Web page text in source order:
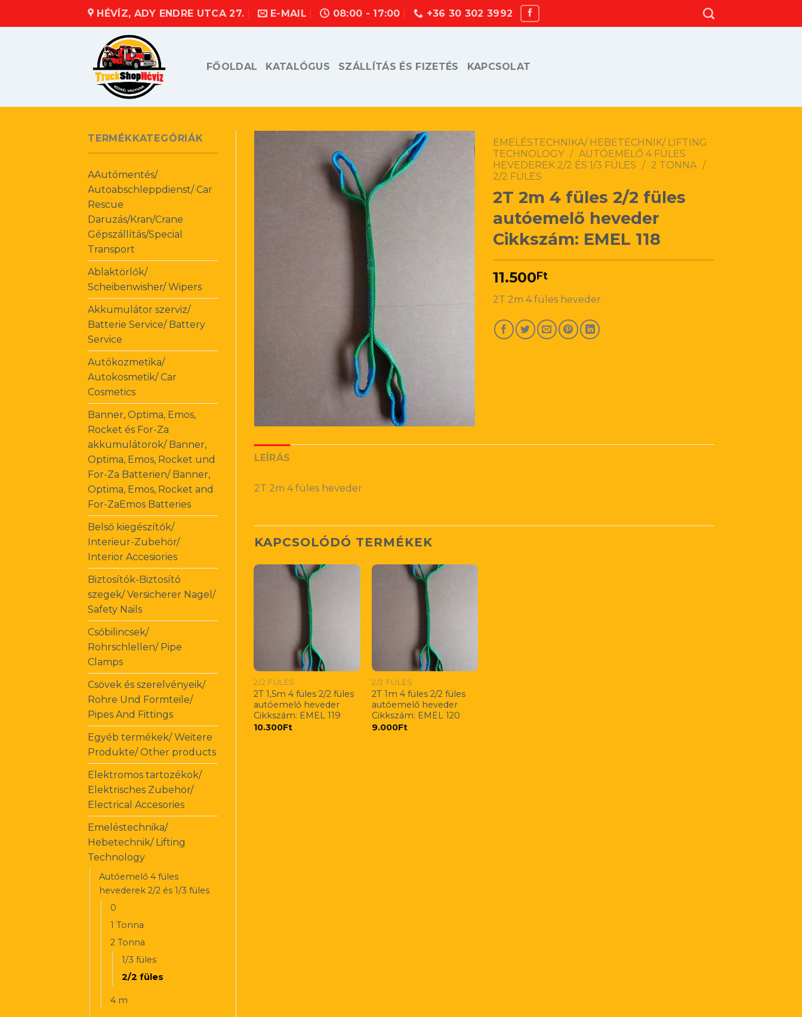
HÉVÍZ, ADY ENDRE UTCA 27. E-MAIL 08:00 - 17:00 +36 30 302 3992
FŐOLDAL KATALÓGUS SZÁLLÍTÁS ÉS FIZETÉS KAPCSOLAT
TERMÉKKATEGÓRIÁK
AAutómentés/
Autoabschleppdienst/ Car
Rescue
Daruzás/Kran/Crane
Gépszállítás/Special
Transport
Ablaktörlők/
Scheibenwisher/ Wipers
Akkumulátor szerviz/
Batterie Service/ Battery
Service
Autókozmetika/
Autokosmetik/ Car
Cosmetics
Banner, Optima, Emos,
Rocket és For-Za
akkumulátorok/ Banner,
Optima, Emos, Rocket und
For-Za Batterien/ Banner,
Optima, Emos, Rocket and
For-ZaEmos Batteries
Belső kiegészítők/
Interieur-Zubehör/
Interior Accesiories
Biztosítók-Biztosító
szegek/ Versicherer Nagel/
Safety Nails
Csőbilincsek/
Rohrschlellen/ Pipe
Clamps
Csövek és szerelvényeik/
Rohre Und Formteile/
Pipes And Fittings
Egyéb termékek/ Weitere
Produkte/ Other products
Elektromos tartozékok/
Elektrisches Zubehör/
Electrical Accesories
Emeléstechnika/
Hebetechnik/ Lifting
Technology
Autóemelő 4 füles
hevederek 2/2 és 1/3 füles
0
1 Tonna
2 Tonna
1/3 füles
2/2 füles
4 m
EMELÉSTECHNIKA/ HEBETECHNIK/ LIFTING
TECHNOLOGY / AUTÓEMELŐ 4 FÜLES
HEVEDEREK 2/2 ÉS 1/3 FÜLES / 2 TONNA /
2/2 FÜLES
2T 2m 4 füles 2/2 füles
autóemelő heveder
Cikkszám: EMEL 118
11.500Ft
2T 2m 4 füles heveder
LEÍRÁS
2T 2m 4 füles heveder
KAPCSOLÓDÓ TERMÉKEK
2/2 FÜLES
2T 1,5m 4 füles 2/2 füles
autóemelő heveder
Cikkszám: EMEL 119
10.300Ft
2/2 FÜLES
2T 1m 4 füles 2/2 füles
autóemelő heveder
Cikkszám: EMEL 120
9.000Ft